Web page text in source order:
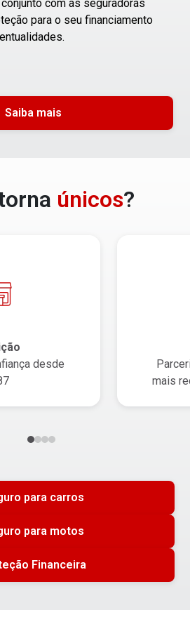
com as seguradoras
para o seu financiamento
Saiba mais
únicos?
desde
mais
para carros
para motos
Financeira